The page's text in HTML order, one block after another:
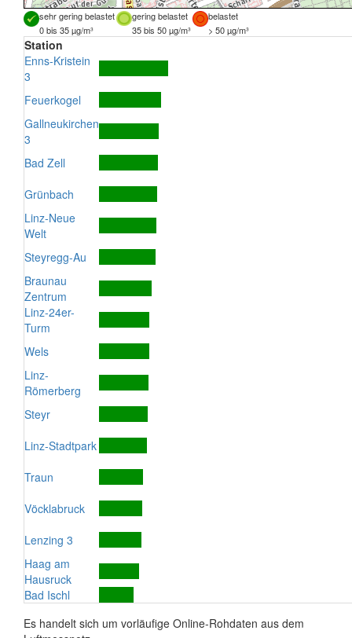
sehr gering belastet gering belastet
belastet
0 bis 35 µg/m³
35 bis 50 µg/m³ > 50 µg/m³
Station
Enns-Kristein
3
Feuerkogel
Gallneukirchen
3
Bad Zell
Grünbach
Linz-Neue
Welt
Steyregg-Au
Braunau
Zentrum
Linz-24er-
Turm
Wels
Linz-
Römerberg
Steyr
Linz-Stadtpark
Traun
Vöcklabruck
Lenzing 3
Haag am
Hausruck
Bad Ischl
Es handelt sich um vorläufige Online-Rohdaten aus dem